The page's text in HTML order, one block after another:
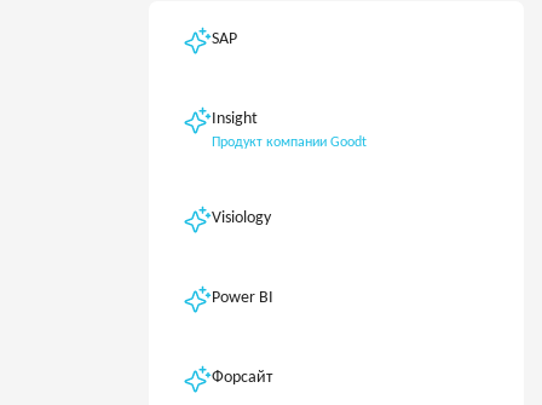
SAP
Insight
Продукт компании Goodt
Visiology
Power BI
Форсайт